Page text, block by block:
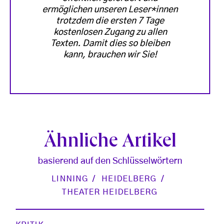
ermöglichen unseren Leser*innen
trotzdem die ersten 7 Tage
kostenlosen Zugang zu allen
Texten. Damit dies so bleiben
kann, brauchen wir Sie!
Ähnliche Artikel
basierend auf den Schlüsselwörtern
LINNING
HEIDELBERG
THEATER HEIDELBERG